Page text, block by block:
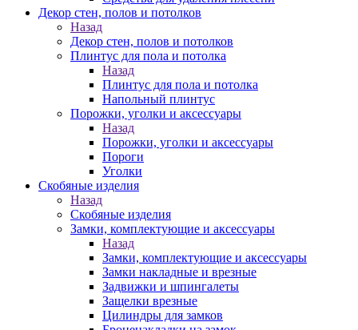
Декор стен, полов и потолков
Назад
Декор стен, полов и потолков
Плинтус для пола и потолка
Назад
Плинтус для пола и потолка
Напольный плинтус
Порожки, уголки и аксессуары
Назад
Порожки, уголки и аксессуары
Пороги
Уголки
Скобяные изделия
Назад
Скобяные изделия
Замки, комплектующие и аксессуары
Назад
Замки, комплектующие и аксессуары
Замки накладные и врезные
Задвижки и шпингалеты
Защелки врезные
Цилиндры для замков